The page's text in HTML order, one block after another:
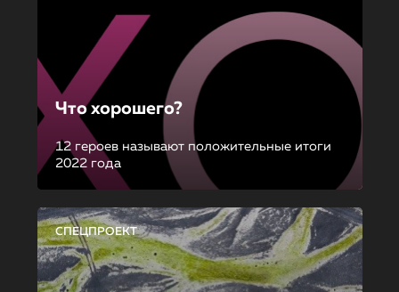
Что хорошего?
12 героев называют положительные итоги
2022 года
СПЕЦПРОЕКТ